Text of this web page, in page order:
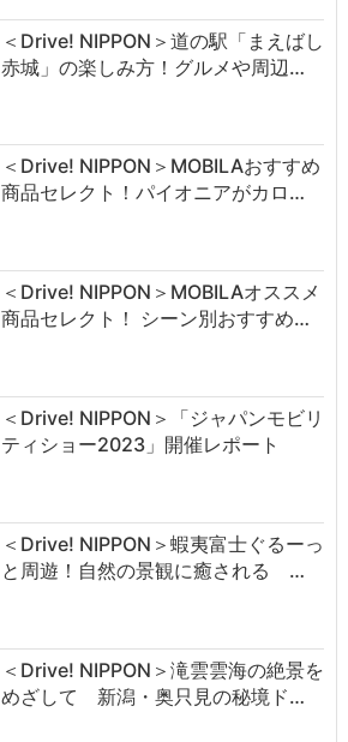
＜Drive! NIPPON＞道の駅「まえばし
赤城」の楽しみ方！グルメや周辺…
＜Drive! NIPPON＞MOBILAおすすめ
商品セレクト！パイオニアがカロ…
＜Drive! NIPPON＞MOBILAオススメ
商品セレクト！ シーン別おすすめ…
＜Drive! NIPPON＞「ジャパンモビリ
ティショー2023」開催レポート
＜Drive! NIPPON＞蝦夷富士ぐるーっ
と周遊！自然の景観に癒される …
＜Drive! NIPPON＞滝雲雲海の絶景を
めざして 新潟・奥只見の秘境ド…